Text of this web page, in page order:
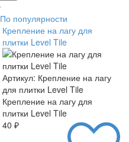
По популярности
Крепление на лагу для
плитки Level Tile
Артикул: Крепление на лагу
для плитки Level Tile
Крепление на лагу для
плитки Level Tile
40 ₽